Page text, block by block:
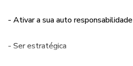
- Ativar a sua auto responsabilidade
- Ser estratégica